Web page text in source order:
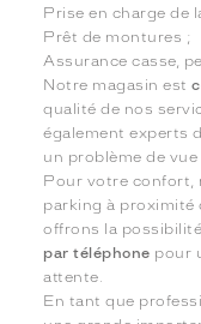
Prise en charge de
Prêt de montures ;
Assurance casse,
Notre magasin est
qualité de nos
également experts
un problème de
Pour votre confort,
parking à proximité
offrons la
par téléphone pour
attente.
En tant que